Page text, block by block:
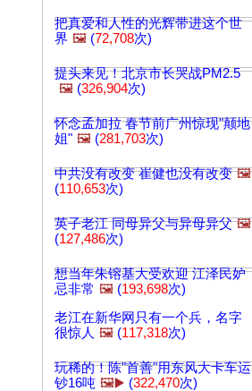
把真爱和人性的光辉带进这个世
界 🖼️ (72,708次)
提头来见！北京市长哭战PM2.5
🖼️ (326,904次)
怀念孟加拉 春节前广州惊现"颠地
姐" 🖼️ (281,703次)
中共没有改变 崔健也没有改变 🖼️
(110,653次)
英子老江 同母异父与异母异父 🖼️
(127,486次)
想当年朱镕基大受欢迎 江泽民妒
忌非常 🖼️ (193,698次)
老江在新华网只有一个兵，名字
很惊人 🖼️ (117,318次)
玩稀的！陈"首善"用东风大卡车运
钞16吨 🖼️▶️ (322,470次)